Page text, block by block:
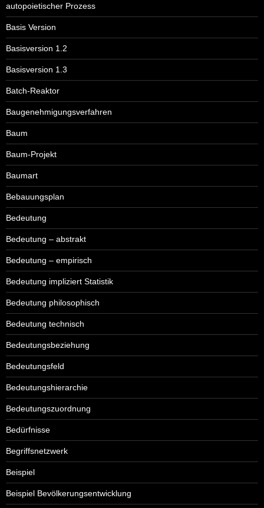
autopoietischer Prozess
Basis Version
Basisversion 1.2
Basisversion 1.3
Batch-Reaktor
Baugenehmigungsverfahren
Baum
Baum-Projekt
Baumart
Bebauungsplan
Bedeutung
Bedeutung – abstrakt
Bedeutung – empirisch
Bedeutung impliziert Statistik
Bedeutung philosophisch
Bedeutung technisch
Bedeutungsbeziehung
Bedeutungsfeld
Bedeutungshierarchie
Bedeutungszuordnung
Bedürfnisse
Begriffsnetzwerk
Beispiel
Beispiel Bevölkerungsentwicklung